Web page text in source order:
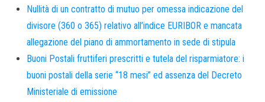
Nullità di un contratto di mutuo per omessa indicazione del
divisore (360 o 365) relativo all’indice EURIBOR e mancata
allegazione del piano di ammortamento in sede di stipula
Buoni Postali fruttiferi prescritti e tutela del risparmiatore: i
buoni postali della serie “18 mesi” ed assenza del Decreto
Ministeriale di emissione